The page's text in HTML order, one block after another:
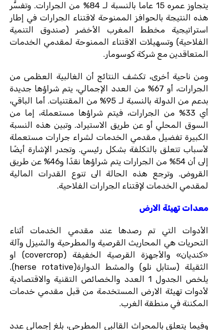
يتجاوز عمره 15 عاما بالنسبة لـ 84% من الجرارات. وتفسًّر
هذه النتيجة بالحوافز الممنوحة لاقتناء الجرارات في إطار
استراتيجية مخطط المغرب الأخضر (صندوق التنمية
الفلاحية) وتسهيلات الاقتناء الممنوحة لمقدمي الخدمات
المتعاقدين مع شركة كوسومار.
ومن ناحية أخرى، تكشف النتائج أن الغالبية العظمى من
الجرارات، أو 67% من العدد الإجمالي، يتم شراؤها جديدة
بدعم من الدولة بالنسبة لـ 95% من المقتنيات. أما الباقي،
أي 33% من الجرارات، فيتم شراؤها مستعملة، إما من
السوق المحلي أو عن طريق الاستيراد. وتبين هذه النسبة
الكبيرة تفضيل مقدمي الخدمات لشراء جرارات مستعملة
لأسباب تتعلق بالتكلفة بشكل رئيسي. وتجدر الإشارة أيضًا
إلى أن 54% من الجرارات يتم شراؤها نقدًا و46% عن طريق
القروض. وترجع هذه الحالة الى تنوع القدرات المالية
لمقدمي الخدمات لإقتناء الجرارات الفلاحية.
معدات تهيئة الارض
الأدوات التي تم رصدها عند مقدمي الخدمات أثناء
التحريات هي المحاريث القرصية والمطرحية والشيزل وآلة
«كنديان» والأجهزة القرصية الخفيفة (covercrop) او
الثقيلة (ستابل نلو) والمشط الدوارة(herse rotative).
يلخص الجدول 1 العدد والخصائص التقنية والاقتصادية
لأدوات تهيئة الارض المستخدمة من قبل مقدمي خدمات
المكننة في منطقة الغرب.
وفيما يتعلق بالمحراث القالبي المطرحي، بلغ إجمالي عدد